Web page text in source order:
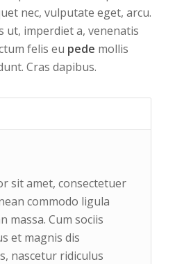
nec, vulputate eget, arcu.
ut, imperdiet a, venenatis
felis eu pede mollis
Cras dapibus.
sit amet, consectetuer
commodo ligula
massa. Cum sociis
et magnis dis
nascetur ridiculus